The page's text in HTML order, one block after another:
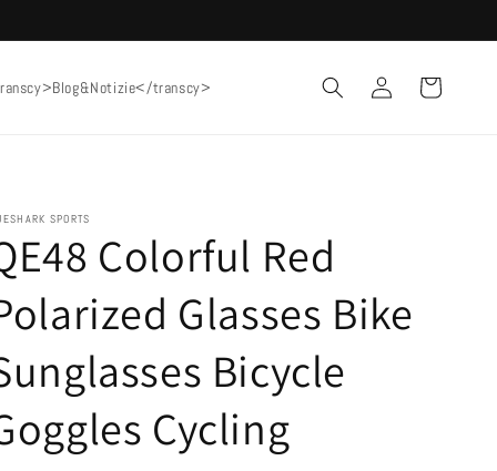
transcy> Accedi Carrello
SPORTS
Colorful Red
Glasses Bike
Bicycle
Cycling